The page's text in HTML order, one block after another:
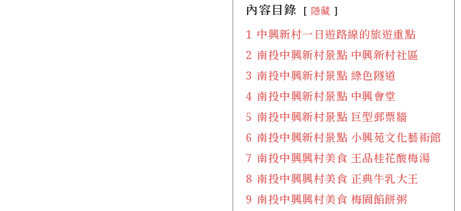
內容目錄 隱藏
1 中興新村一日遊路線的旅遊重點
2 南投中興新村景點 中興新村社區
3 南投中興新村景點 綠色隧道
4 南投中興新村景點 中興會堂
5 南投中興新村景點 巨型郵票牆
6 南投中興新村景點 小興苑文化藝術館
7 南投中興興村美食 王品桂花酸梅湯
8 南投中興興村美食 正典牛乳大王
9 南投中興興村美食 梅園餡餅粥